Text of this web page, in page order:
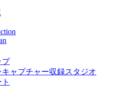
プ
キャプチャー収録スタジオ